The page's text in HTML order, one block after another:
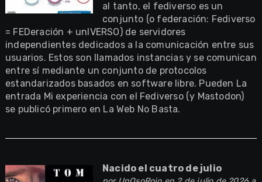
al tanto, el fediverso es un
conjunto (o federación: Fediverso
= FEDeración + unIVERSO) de servidores
independientes dedicados a la comunicación entre sus
usuarios. Estos son llamados instancias y se comunican
entre sí mediante un conjunto de protocolos
estandarizados basados en software libre. Pueden La
entrada Mi experiencia con el Fediverso (y Mastodon)
se publicó primero en La Web No Basta.
Nacido el cuatro de julio